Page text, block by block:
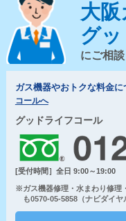
大
グ
にご相談
ガス機器やおトクな料金
コールへ
グッドライフコール
[受付時間］全日 9:00～19:00
※ガス機器修理・水まわり修理
も0570-05-5858（ナビダイヤ